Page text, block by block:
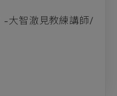
-大智澈見教練講師/